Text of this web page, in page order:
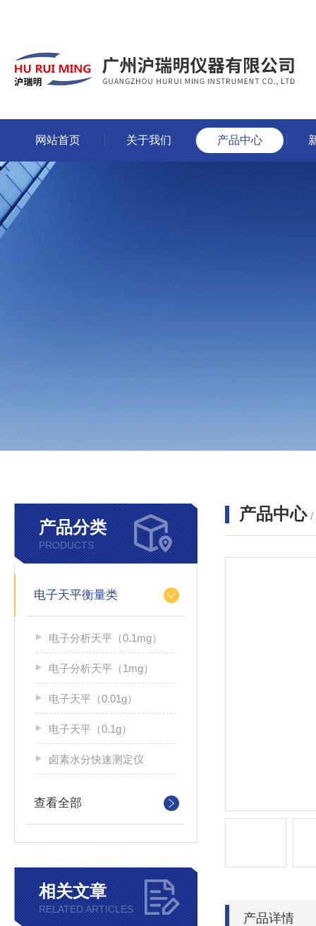
网站首页 关于我们 产品中心
产品分类
PRODUCTS
电子天平衡量类
电子分析天平（0.1mg）
电子分析天平（1mg）
电子天平（0.01g）
电子天平（0.1g）
卤素水分快速测定仪
查看全部
相关文章
RELATED ARTICLES
产品中心 /
产品详情